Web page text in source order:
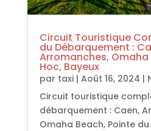
Circuit Touristique
du Débarquement :
Arromanches, Omaha
Hoc, Bayeux
par taxi| Août 16, 2024 |
Circuit touristique
débarquement : Caen,
Omaha Beach, Pointe du